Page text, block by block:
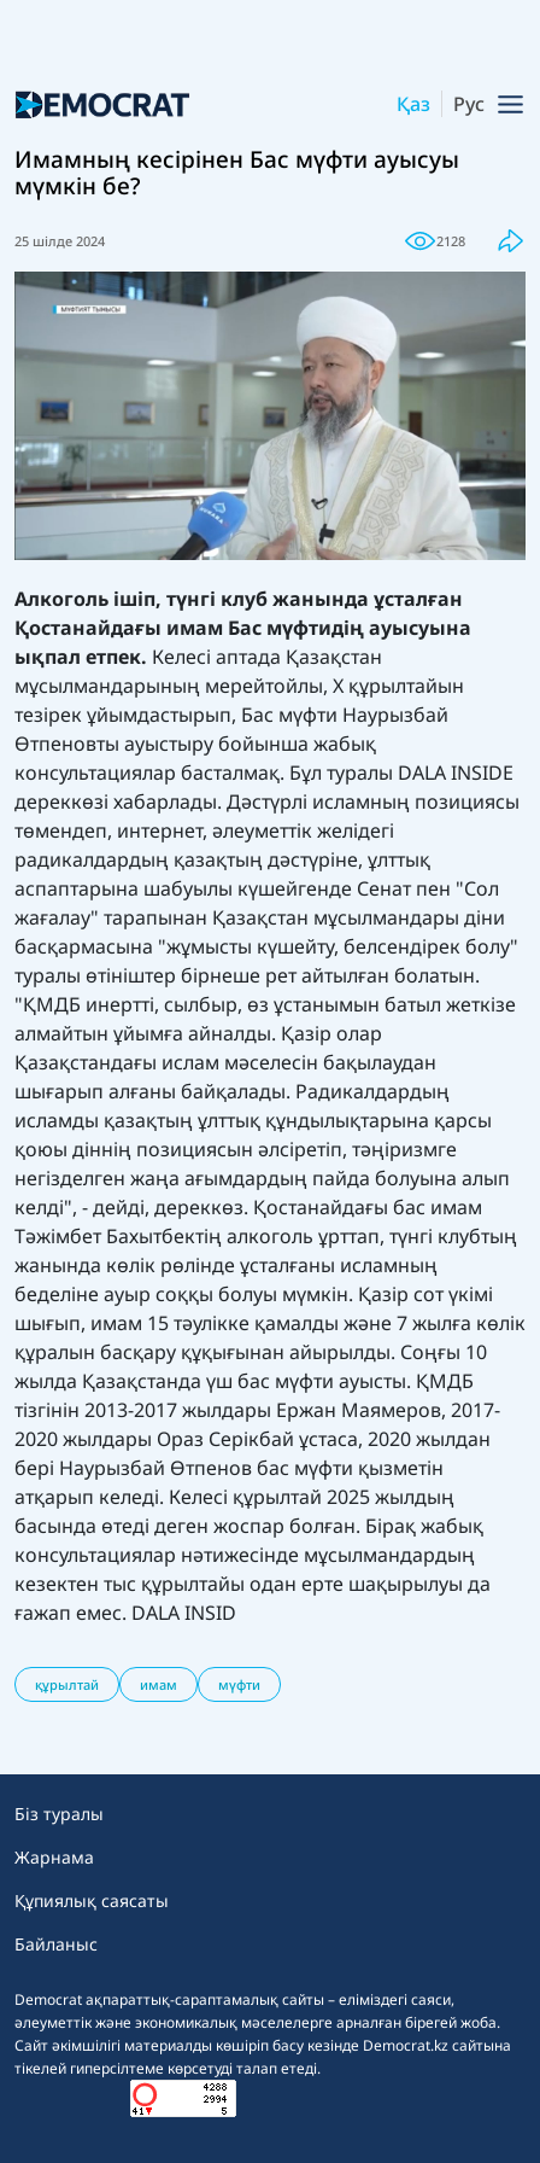
Қаз Рус
Имамның кесірінен Бас мүфти ауысуы
мүмкін бе?
25 шілде 2024 2128
Алкоголь ішіп, түнгі клуб жанында ұсталған
Қостанайдағы имам Бас мүфтидің ауысуына
ықпал етпек. Келесі аптада Қазақстан
мұсылмандарының мерейтойлы, Х құрылтайын
тезірек ұйымдастырып, Бас мүфти Наурызбай
Өтпеновты ауыстыру бойынша жабық
консультациялар басталмақ. Бұл туралы DALA INSIDE
дереккөзі хабарлады. Дәстүрлі исламның позициясы
төмендеп, интернет, әлеуметтік желідегі
радикалдардың қазақтың дәстүріне, ұлттық
аспаптарына шабуылы күшейгенде Сенат пен "Сол
жағалау" тарапынан Қазақстан мұсылмандары діни
басқармасына "жұмысты күшейту, белсендірек болу"
туралы өтініштер бірнеше рет айтылған болатын.
"ҚМДБ инертті, сылбыр, өз ұстанымын батыл жеткізе
алмайтын ұйымға айналды. Қазір олар
Қазақстандағы ислам мәселесін бақылаудан
шығарып алғаны байқалады. Радикалдардың
исламды қазақтың ұлттық құндылықтарына қарсы
қоюы діннің позициясын әлсіретіп, тәңіризмге
негізделген жаңа ағымдардың пайда болуына алып
келді", - дейді, дереккөз. Қостанайдағы бас имам
Тәжімбет Бахытбектің алкоголь ұрттап, түнгі клубтың
жанында көлік рөлінде ұсталғаны исламның
беделіне ауыр соққы болуы мүмкін. Қазір сот үкімі
шығып, имам 15 тәулікке қамалды және 7 жылға көлік
құралын басқару құқығынан айырылды. Соңғы 10
жылда Қазақстанда үш бас мүфти ауысты. ҚМДБ
тізгінін 2013-2017 жылдары Ержан Маямеров, 2017-
2020 жылдары Ораз Серікбай ұстаса, 2020 жылдан
бері Наурызбай Өтпенов бас мүфти қызметін
атқарып келеді. Келесі құрылтай 2025 жылдың
басында өтеді деген жоспар болған. Бірақ жабық
консультациялар нәтижесінде мұсылмандардың
кезектен тыс құрылтайы одан ерте шақырылуы да
ғажап емес. DALA INSID
құрылтай имам мүфти
Democrat ақпараттық-сараптамалық сайты – еліміздегі саяси,
әлеуметтік және экономикалық мәселелерге арналған бірегей жоба.
Сайт әкімшілігі материалды көшіріп басу кезінде Democrat.kz сайтына
тікелей гиперсілтеме көрсетуді талап етеді.
Біз туралы
Жарнама
Құпиялық саясаты
Байланыс